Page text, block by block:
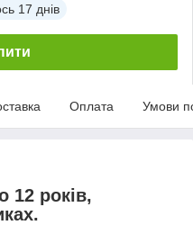
17 днів
Оплата Умови
12 років,